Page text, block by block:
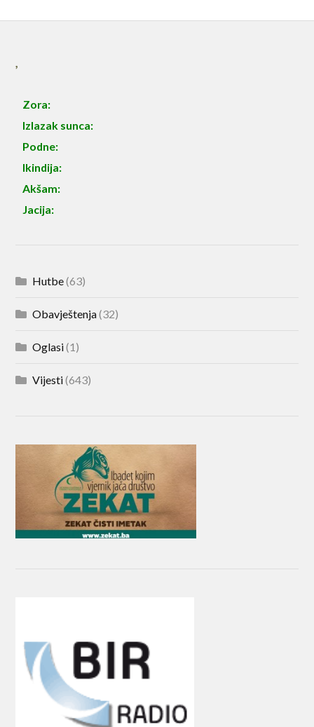
,
Zora:
Izlazak sunca:
Podne:
Ikindija:
Akšam:
Jacija:
Hutbe(63)
Obavještenja(32)
Oglasi(1)
Vijesti(643)